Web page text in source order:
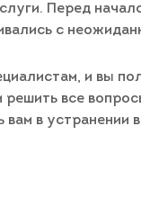
Перед
с
и вы
все
в устранении